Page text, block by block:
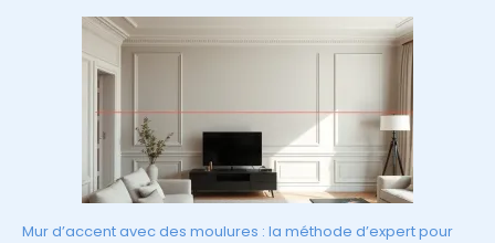
Mur d’accent avec des moulures : la méthode d’expert pour